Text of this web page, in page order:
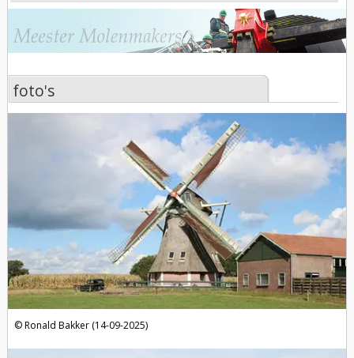
foto's
Ronald Bakker (14-09-2025)